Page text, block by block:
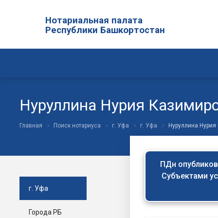
Нотариальная палата
Республики Башкортостан
Нуруллина Нурия
Главная Поиск нотариуса г. Уфа г. Уфа Нуруллина
г. Уфа
Города РБ
ПДн
Субъектами